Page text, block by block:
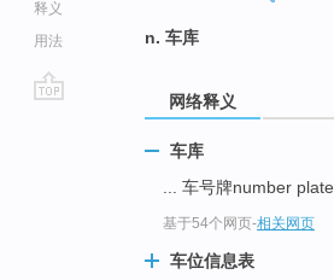
释义
用法
n. 车库
网络释义
车库
... 车号牌number plate
基于54个网页-相关网页
车位信息表